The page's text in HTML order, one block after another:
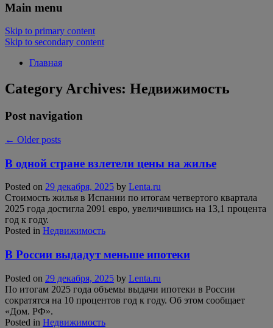
Main menu
Skip to primary content
Skip to secondary content
Главная
Category Archives: Недвижимость
Post navigation
← Older posts
В одной стране взлетели цены на жилье
Posted on 29 декабря, 2025 by Lenta.ru
Стоимость жилья в Испании по итогам четвертого квартала
2025 года достигла 2091 евро, увеличившись на 13,1 процента
год к году.
Posted in Недвижимость
В России выдадут меньше ипотеки
Posted on 29 декабря, 2025 by Lenta.ru
По итогам 2025 года объемы выдачи ипотеки в России
сократятся на 10 процентов год к году. Об этом сообщает
«Дом. РФ».
Posted in Недвижимость